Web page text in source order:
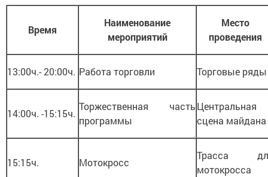
Время
Наименование
мероприятий
Место
проведения
13:00ч.- 20:00ч. Работа торговли Торговые ряды
14:00ч. -15:15ч.
Торжественная часть
программы
Центральная
сцена майдана
15:15ч. Мотокросс
Трасса
мотокросса